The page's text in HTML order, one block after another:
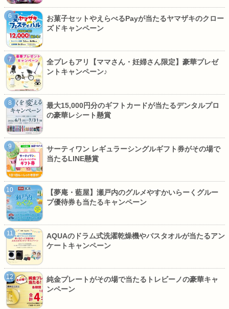
お菓子セットやえらべるPayが当たるヤマザキのクロー
ズドキャンペーン
全プレもアリ【ママさん・妊婦さん限定】豪華プレゼ
ントキャンペーン♪
最大15,000円分のギフトカードが当たるデンタルプロ
の豪華レシート懸賞
サーティワン レギュラーシングルギフト券がその場で
当たるLINE懸賞
【夢庵・藍屋】瀬戸内のグルメやすかいらーくグルー
プ優待券も当たるキャンペーン
AQUAのドラム式洗濯乾燥機やバスタオルが当たるアン
ケートキャンペーン
純金プレートがその場で当たるトレビーノの豪華キャ
ンペーン